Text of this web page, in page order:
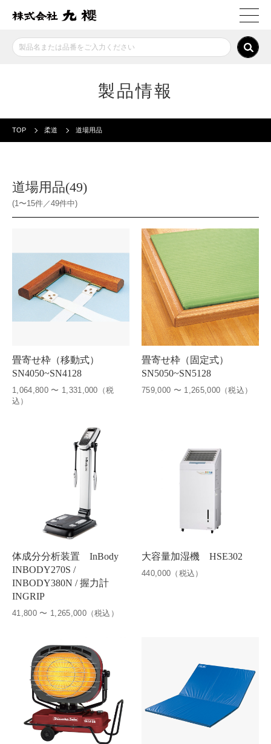
製品情報
TOP 柔道 道場用品
道場用品(49)
(1〜15件／49件中)
畳寄せ枠（移動式）
SN4050~SN4128
1,064,800 〜 1,331,000（税
込）
畳寄せ枠（固定式）
SN5050~SN5128
759,000 〜 1,265,000（税込）
体成分分析装置 InBody
INBODY270S /
INBODY380N / 握力計
INGRIP
41,800 〜 1,265,000（税込）
大容量加湿機 HSE302
440,000（税込）